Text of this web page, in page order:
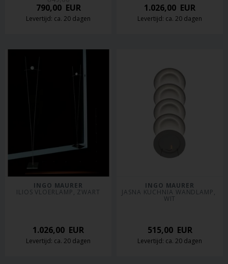
790,00EUR
Levertijd: ca. 20 dagen
1.026,00 EUR
Levertijd: ca. 20 dagen
INGO MAURER
ILIOS VLOERLAMP, ZWART
1.026,00 EUR
Levertijd: ca. 20 dagen
INGO MAURER
JASNA KUCHNIA WANDLAMP,
WIT
515,00EUR
Levertijd: ca. 20 dagen